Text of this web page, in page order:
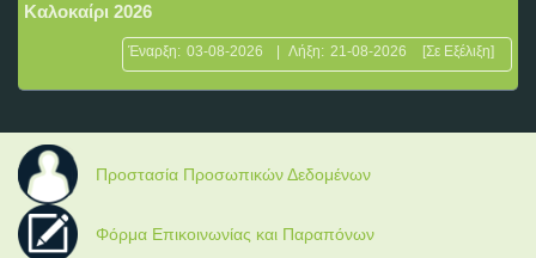
Καλοκαίρι 2026
Έναρξη: 03-08-2026 Λήξη: 21-08-2026 [Σε Εξέλιξη]
Προστασία Προσωπικών Δεδομένων
Φόρμα Επικοινωνίας και Παραπόνων